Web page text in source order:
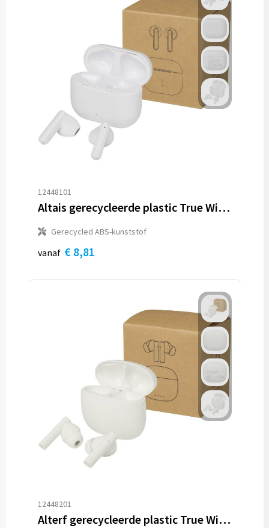
12448101
Altais gerecycleerde plastic True Wireless Bluetooth®-oordopjes
Gerecycled ABS-kunststof
vanaf € 8,81
12448201
Alterf gerecycleerde plastic True Wireless Bluetooth®-oordopjes met siliconen oordopjes